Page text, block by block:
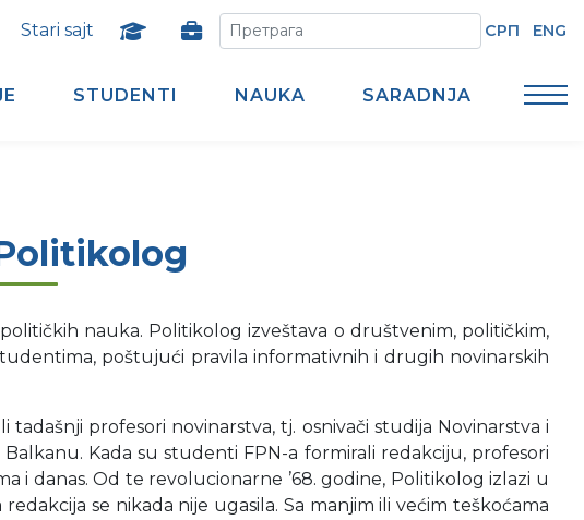
Stari sajt СРП ENG
STUDENTI NAUKA SARADNJA
nauka. Politikolog izveštava o društvenim, političkim,
poštujući pravila informativnih i drugih novinarskih
tadašnji profesori novinarstva, tj. osnivači studija Novinarstva i
Kada su studenti FPN-a formirali redakciju, profesori
i danas. Od te revolucionarne ’68. godine, Politikolog izlazi u
se nikada nije ugasila. Sa manjim ili većim teškoćama